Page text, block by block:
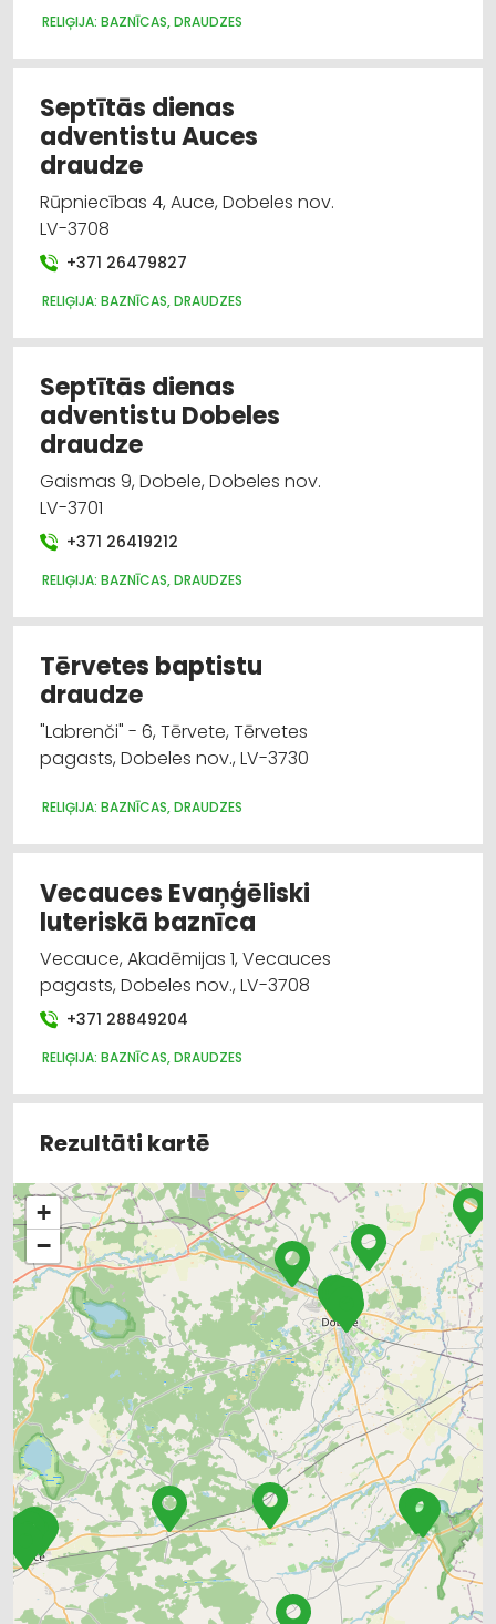
RELIĢIJA: BAZNĪCAS, DRAUDZES
Septītās dienas
adventistu Auces
draudze
Rūpniecības 4, Auce, Dobeles nov.
LV-3708
+371 26479827
RELIĢIJA: BAZNĪCAS, DRAUDZES
Septītās dienas
adventistu Dobeles
draudze
Gaismas 9, Dobele, Dobeles nov.
LV-3701
+371 26419212
RELIĢIJA: BAZNĪCAS, DRAUDZES
Tērvetes baptistu
draudze
"Labrenči" - 6, Tērvete, Tērvetes
pagasts, Dobeles nov., LV-3730
RELIĢIJA: BAZNĪCAS, DRAUDZES
Vecauces Evaņģēliski
luteriskā baznīca
Vecauce, Akadēmijas 1, Vecauces
pagasts, Dobeles nov., LV-3708
+371 28849204
RELIĢIJA: BAZNĪCAS, DRAUDZES
Rezultāti kartē
+
−